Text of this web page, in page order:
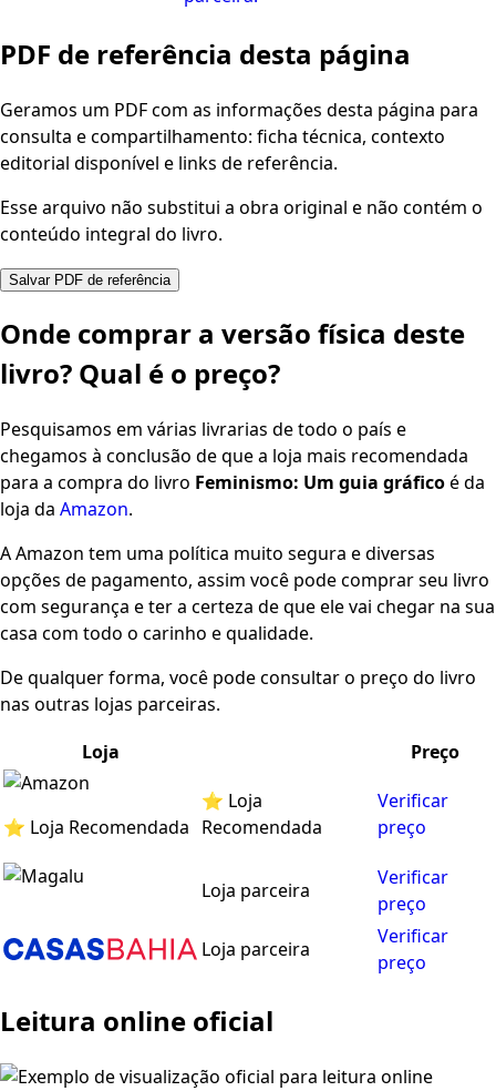
PDF de referência desta página
Geramos um PDF com as informações desta página para
consulta e compartilhamento: ficha técnica, contexto
editorial disponível e links de referência.
Esse arquivo não substitui a obra original e não contém o
conteúdo integral do livro.
Salvar PDF de referência
Onde comprar a versão física deste
livro? Qual é o preço?
Pesquisamos em várias livrarias de todo o país e
chegamos à conclusão de que a loja mais recomendada
para a compra do livro Feminismo: Um guia gráficoé da
loja da Amazon.
A Amazon tem uma política muito segura e diversas
opções de pagamento, assim você pode comprar seu livro
com segurança e ter a certeza de que ele vai chegar na sua
casa com todo o carinho e qualidade.
De qualquer forma, você pode consultar o preço do livro
nas outras lojas parceiras.
Loja
Preço
⭐ Loja Recomendada
⭐ Loja
Recomendada
Verificar
preço
Loja parceira
Verificar
preço
Loja parceira
Verificar
preço
Leitura online oficial